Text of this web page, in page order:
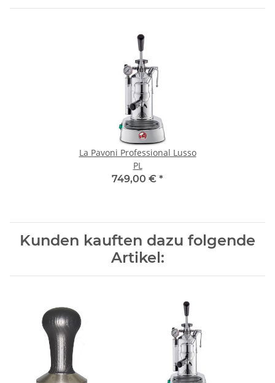
La Pavoni Professional Lusso
PL
749,00 € *
Kunden kauften dazu folgende
Artikel: